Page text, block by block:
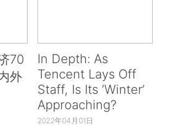
营部门的行为主体信任这些制
将激励企业踊跃投资研发、承
日新月异的技术和市场机遇。
神的本质正在于此。试图对这
的中央计划或政府政策，都将
70
外
In Depth: As
Tencent Lays Off
Staff, Is Its ‘Winter’
Approaching?
2022年04月01日